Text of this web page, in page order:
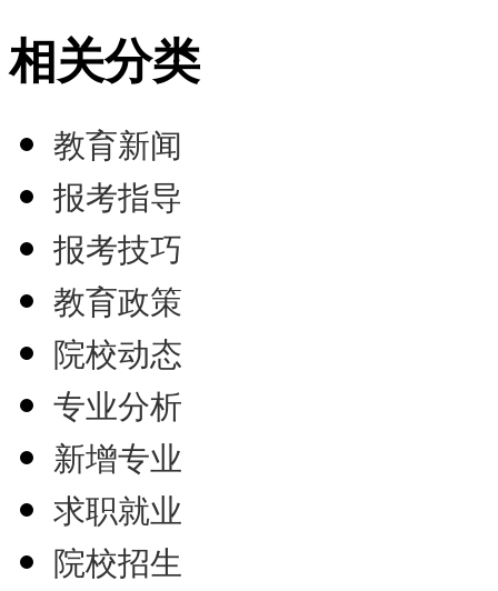
相关分类
教育新闻
报考指导
报考技巧
教育政策
院校动态
专业分析
新增专业
求职就业
院校招生